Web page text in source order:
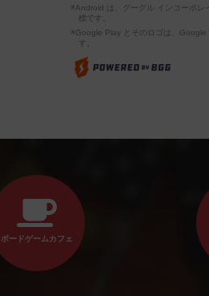
※Android は、グーグル インコーポレ
標です。
※Google Play とそのロゴは、Google
す。
ボードゲームカフェ